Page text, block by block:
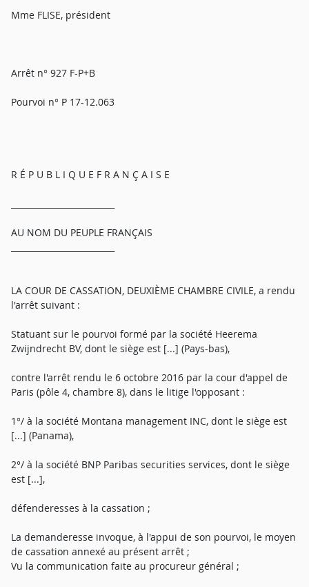
Mme FLISE, président
Arrêt n° 927 F-P+B
Pourvoi n° P 17-12.063
R É P U B L I Q U E F R A N Ç A I S E
AU NOM DU PEUPLE FRANÇAIS
LA COUR DE CASSATION, DEUXIÈME CHAMBRE CIVILE, a rendu
l'arrêt suivant :
Statuant sur le pourvoi formé par la société Heerema
Zwijndrecht BV, dont le siège est [...] (Pays-bas),
contre l'arrêt rendu le 6 octobre 2016 par la cour d'appel de
Paris (pôle 4, chambre 8), dans le litige l'opposant :
1°/ à la société Montana management INC, dont le siège est
[...] (Panama),
2°/ à la société BNP Paribas securities services, dont le siège
est [...],
défenderesses à la cassation ;
La demanderesse invoque, à l'appui de son pourvoi, le moyen
de cassation annexé au présent arrêt ;
Vu la communication faite au procureur général ;